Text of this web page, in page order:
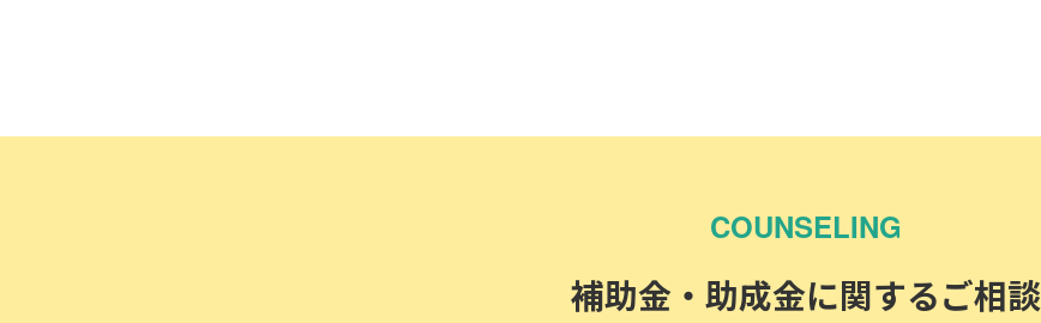
COUNSELING
補助金・助成金に関するご相談